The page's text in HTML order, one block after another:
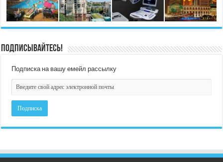
Подписывайтесь!
Подписка на вашу емейл рассылку